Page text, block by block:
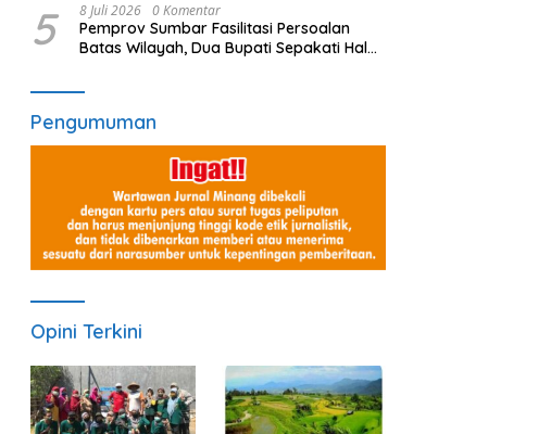
5 8 Juli 2026 0 Komentar
Pemprov Sumbar Fasilitasi Persoalan
Batas Wilayah, Dua Bupati Sepakati Hal
Pengumuman
Opini Terkini